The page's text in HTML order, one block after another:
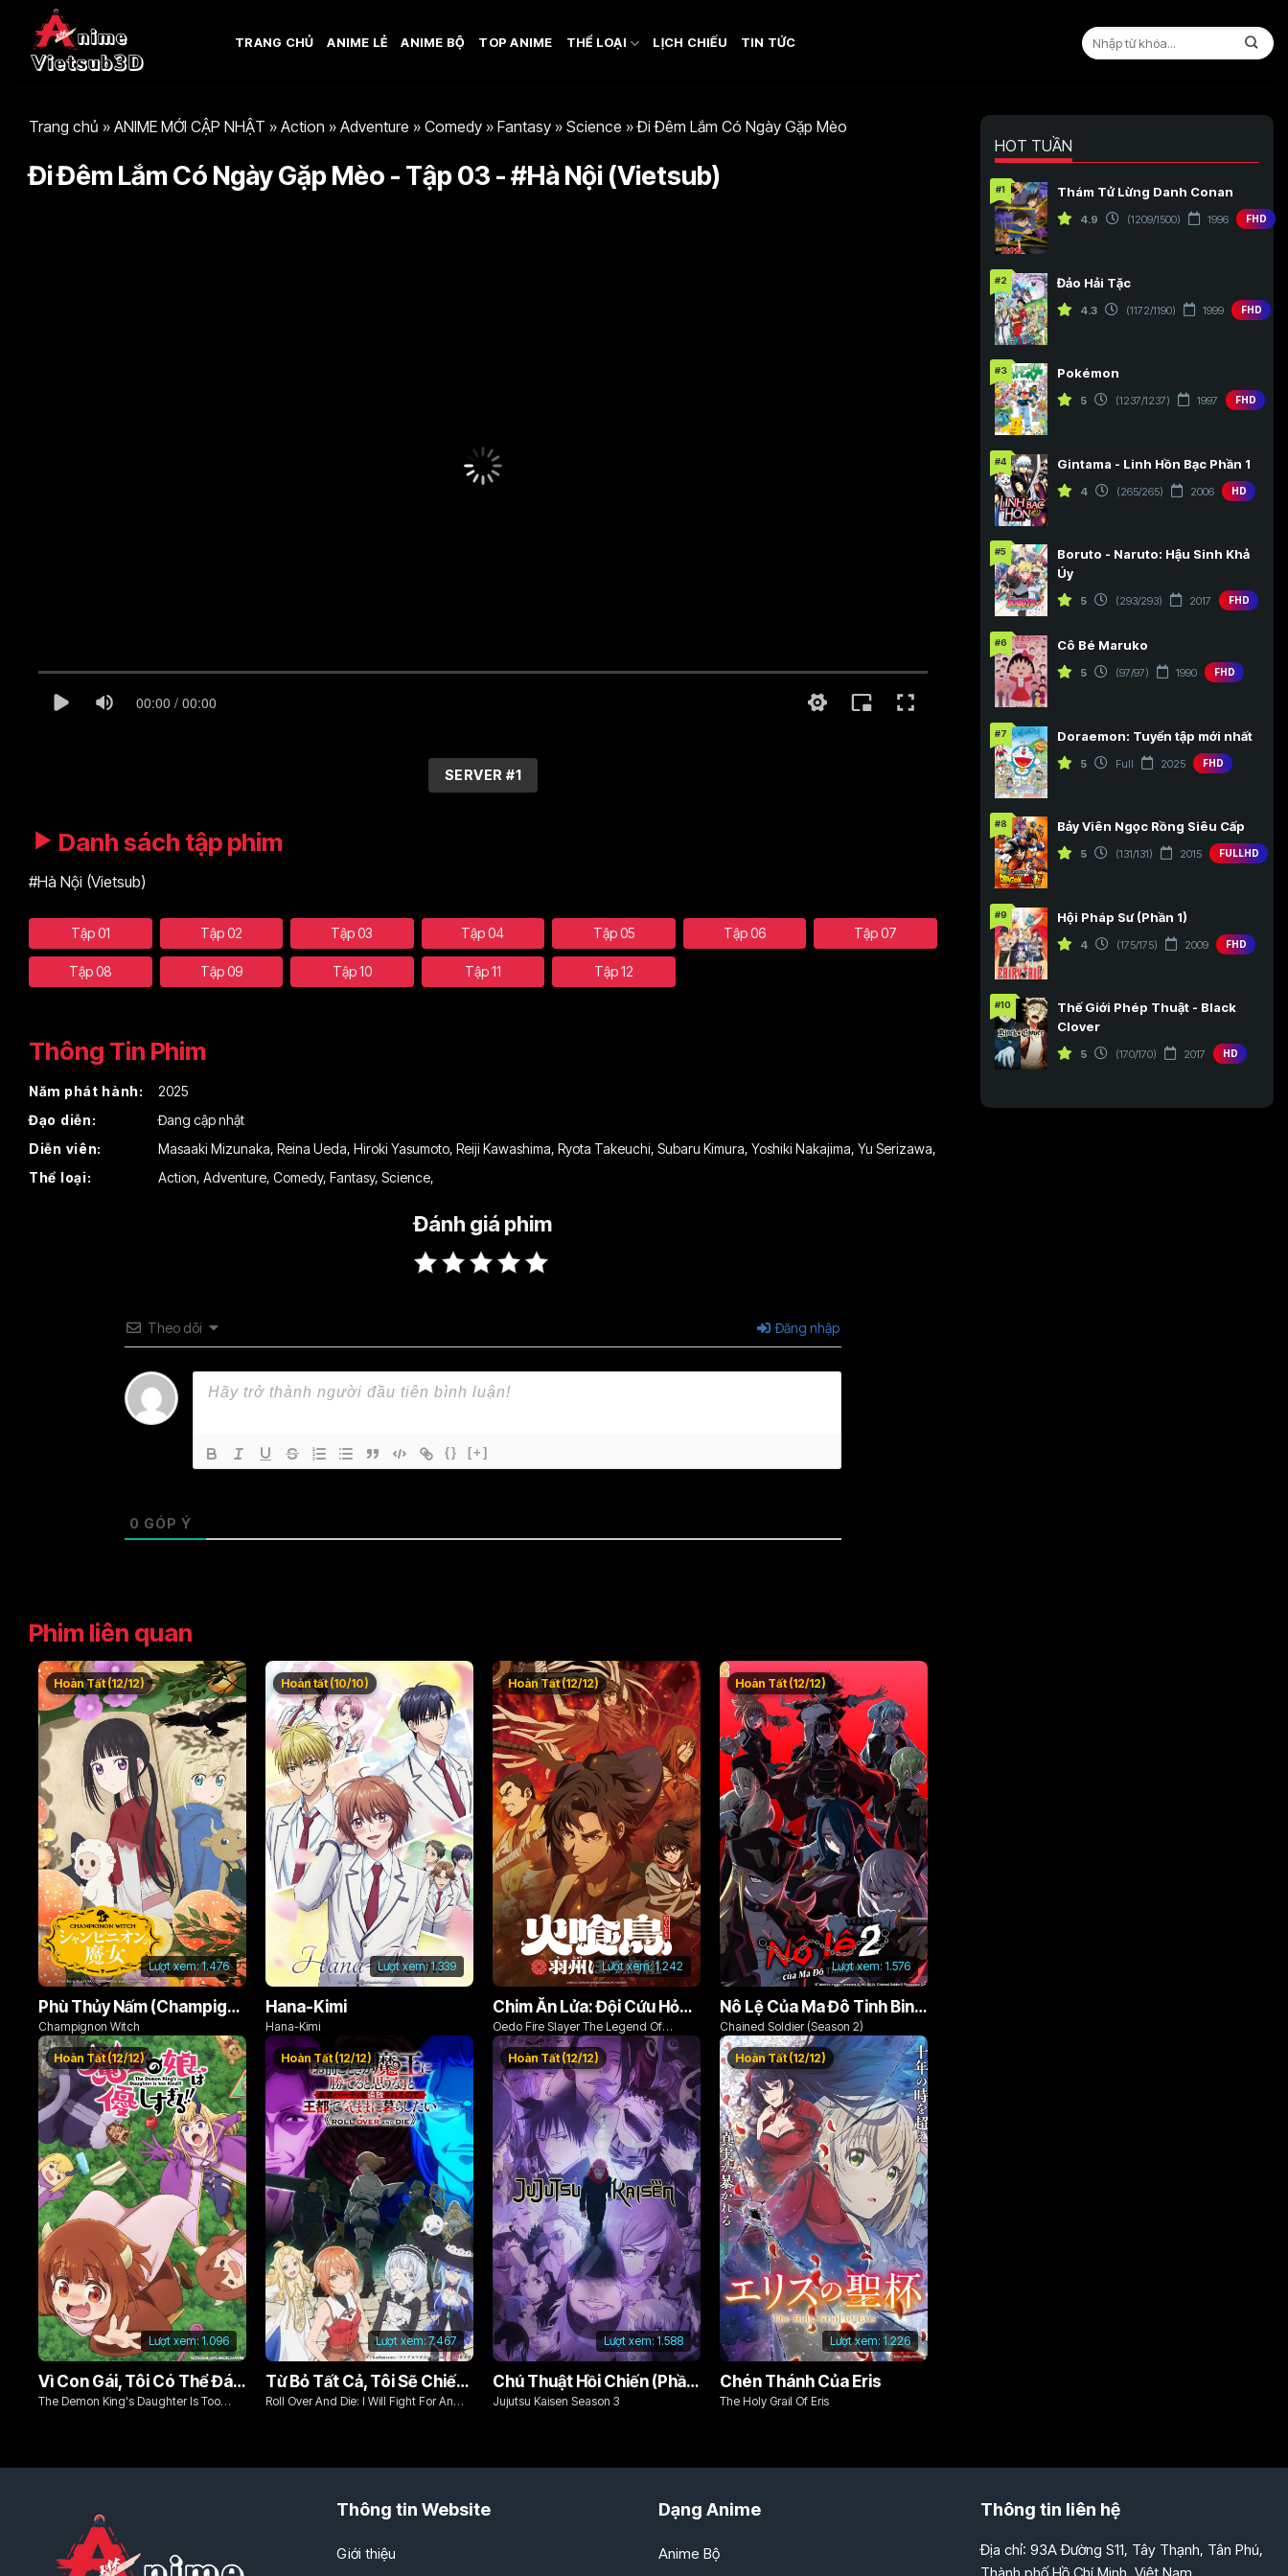
TRANG CHỦ ANIME LẺ ANIME BỘ TOP ANIME THỂ LOẠI LỊCH CHIẾU TIN TỨC
Trang chủ » ANIME MỚI CẬP NHẬT » Action » Adventure » Comedy » Fantasy » Science »Đi Đêm Lắm Có Ngày Gặp Mèo
Đi Đêm Lắm Có Ngày Gặp Mèo - Tập 03 - #Hà Nội (Vietsub)
00:00 / 00:00
SERVER #1
Danh sách tập phim
#Hà Nội (Vietsub)
Tập 01 Tập 02 Tập 03 Tập 04 Tập 05 Tập 06 Tập 07
Tập 08 Tập 09 Tập 10 Tập 11 Tập 12
Thông Tin Phim
Năm phát hành:
2025
Đạo diễn:
Đang cập nhật
Diễn viên:
Masaaki Mizunaka, Reina Ueda, Hiroki Yasumoto, Reiji Kawashima, Ryota Takeuchi, Subaru Kimura, Yoshiki Nakajima, Yu Serizawa,
Thể loại:
Action, Adventure, Comedy, Fantasy, Science,
Đánh giá phim
Theo dõi Đăng nhập
{} [+]
0 GÓP Ý
Phim liên quan
Lượt xem:1.476
Hoàn Tất (12/12)
Phù Thủy Nấm (Champignon no Majo)
Champignon Witch
Lượt xem:1.339
Hoàn tất (10/10)
Hana-Kimi
Hana-Kimi
Lượt xem: 1.242
Hoàn Tất (12/12)
Chim Ăn Lửa: Đội Cứu Hỏa Rách Rưới Vùng Ushu
Oedo Fire Slayer The Legend Of
Phoenix
Lượt xem: 1.576
Hoàn Tất (12/12)
Nô Lệ Của Ma Đô Tinh Binh (Phần 2)
Chained Soldier (Season 2)
Lượt xem:1.096
Hoàn Tất (12/12)
Vì Con Gái, Tôi Có Thể Đánh Bại Cả Ma Vương
The Demon King's Daughter Is Too
Lượt xem: 7.467
Hoàn Tất (12/12)
Từ Bỏ Tất Cả, Tôi Sẽ Chiến Đấu Cho Một Cuộc Sống Bình Thường Với Tình Yêu Của Đời Mình Và Chiếc Thanh Kiếm Bị Nguyền Rủa!
Roll Over And Die: I Will Fight For An
Lượt xem:1.588
Hoàn Tất (12/12)
Chú Thuật Hồi Chiến (Phần 3)
Jujutsu Kaisen Season 3
Lượt xem: 1.226
Hoàn Tất (12/12)
Chén Thánh Của Eris
The Holy Grail Of Eris
HOT TUẦN
#1 Thám Tử Lừng Danh Conan
4.9 (1209/1500) 1996 FHD
#2 Đảo Hải Tặc
4.3 (1172/1190) 1999 FHD
#3 Pokémon
5 (1237/1237) 1997 FHD
#4 Gintama - Linh Hồn Bạc Phần 1
4 (265/265) 2006 HD
#5
Boruto - Naruto: Hậu Sinh Khả
Úy
5 (293/293) 2017 FHD
#6 Cô Bé Maruko
5 (97/97) 1990 FHD
#7 Doraemon: Tuyển tập mới nhất
5 Full 2025 FHD
#8 Bảy Viên Ngọc Rồng Siêu Cấp
5 (131/131) 2015 FULLHD
#9 Hội Pháp Sư (Phần 1)
4 (175/175) 2009 FHD
#10
Thế Giới Phép Thuật - Black
Clover
5 (170/170) 2017 HD
Thông tin Website
Giới thiệu
Dạng Anime
Anime Bộ
Thông tin liên hệ
Địa chỉ: 93A Đường S11, Tây Thạnh, Tân Phú,
Thành phố Hồ Chí Minh, Việt Nam